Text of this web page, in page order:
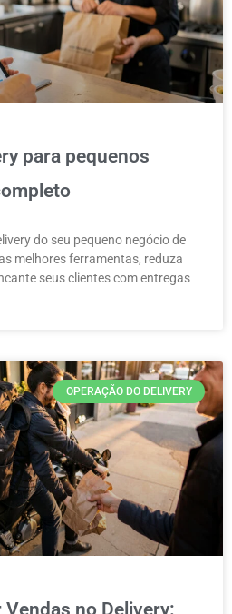
para pequenos
do seu pequeno negócio de
melhores ferramentas, reduza
seus clientes com entregas
OPERAÇÃO DO DELIVERY
no Delivery: